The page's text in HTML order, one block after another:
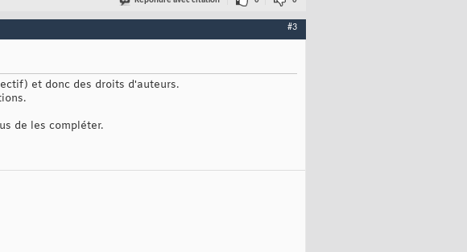
#3
et donc des droits d'auteurs.
de les compléter.